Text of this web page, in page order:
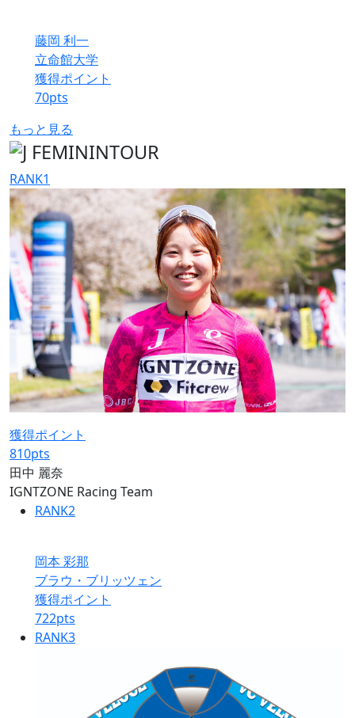
藤岡 利一
立命館大学
獲得ポイント
70pts
もっと見る
RANK1
獲得ポイント
810pts
田中 麗奈
IGNTZONE Racing Team
RANK2
岡本 彩那
ブラウ・ブリッツェン
獲得ポイント
722pts
RANK3